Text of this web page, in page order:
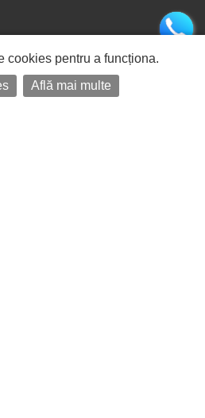
cookies pentru a funcționa.
Află mai multe